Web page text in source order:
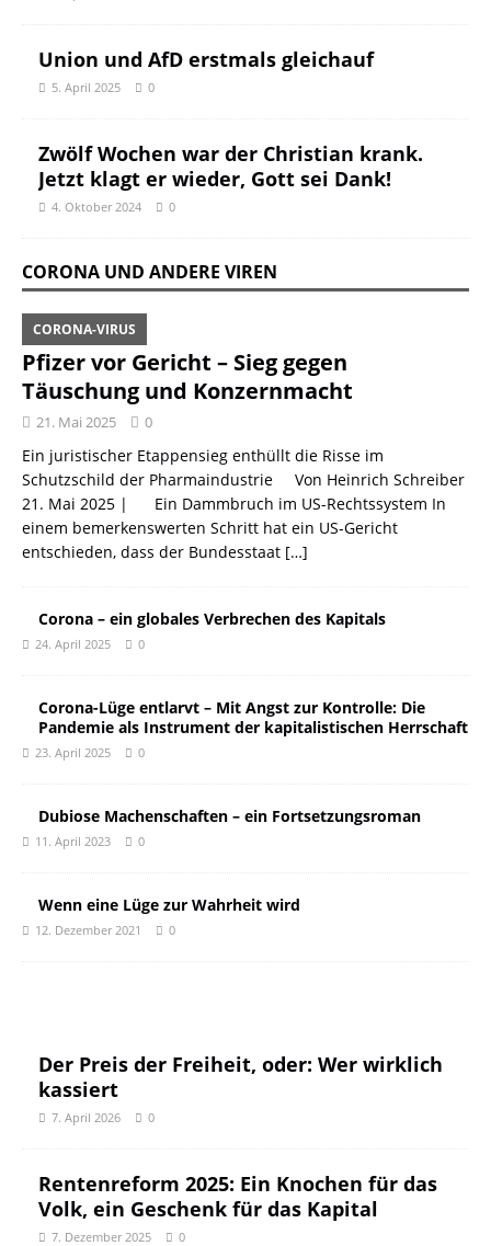
Union und AfD erstmals gleichauf
5. April 2025 0
Zwölf Wochen war der Christian krank.
Jetzt klagt er wieder, Gott sei Dank!
4. Oktober 2024 0
CORONA UND ANDERE VIREN
Pfizer vor Gericht – Sieg gegen
Täuschung und Konzernmacht
CORONA-VIRUS
21. Mai 2025 0
Ein juristischer Etappensieg enthüllt die Risse im
Schutzschild der Pharmaindustrie Von Heinrich Schreiber
21. Mai 2025 | Ein Dammbruch im US-Rechtssystem In
einem bemerkenswerten Schritt hat ein US-Gericht
entschieden, dass der Bundesstaat […]
Corona – ein globales Verbrechen des Kapitals
24. April 2025 0
Corona-Lüge entlarvt – Mit Angst zur Kontrolle: Die
Pandemie als Instrument der kapitalistischen Herrschaft
23. April 2025 0
Dubiose Machenschaften – ein Fortsetzungsroman
11. April 2023 0
Wenn eine Lüge zur Wahrheit wird
12. Dezember 2021 0
Der Preis der Freiheit, oder: Wer wirklich
kassiert
7. April 2026 0
Rentenreform 2025: Ein Knochen für das
Volk, ein Geschenk für das Kapital
7. Dezember 2025 0